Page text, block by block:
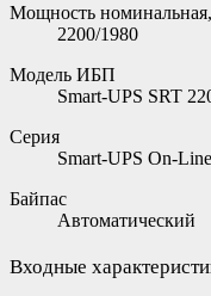
Мощность
2200/1980
Модель ИБП
Smart-UPS SRT
Серия
Smart-UPS On-Line
Байпас
Автоматический
Входные